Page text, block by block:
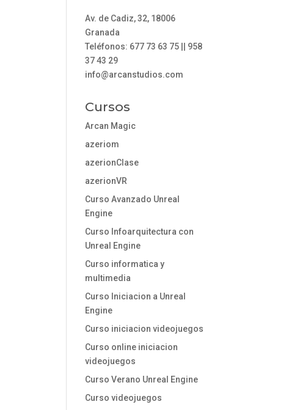
Av. de Cadiz, 32, 18006
Granada
Teléfonos: 677 73 63 75 || 958
37 43 29
info@arcanstudios.com
Cursos
Arcan Magic
azeriom
azerionClase
azerionVR
Curso Avanzado Unreal
Engine
Curso Infoarquitectura con
Unreal Engine
Curso informatica y
multimedia
Curso Iniciacion a Unreal
Engine
Curso iniciacion videojuegos
Curso online iniciacion
videojuegos
Curso Verano Unreal Engine
Curso videojuegos